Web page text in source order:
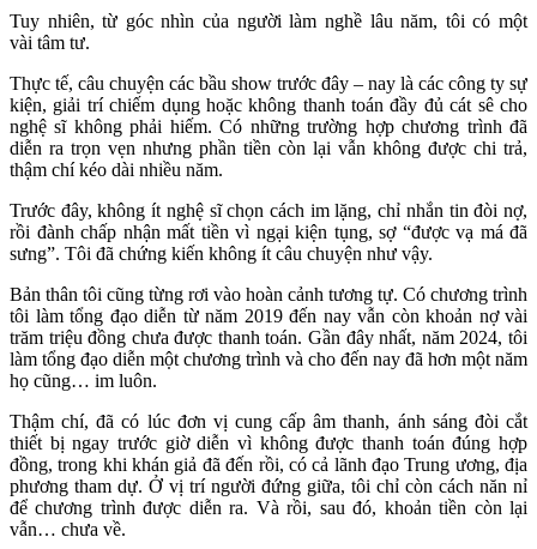
Tuy nhiên, từ góc nhìn của người làm nghề lâu năm, tôi có một
vài tâm tư.
Thực tế, câu chuyện các bầu show trước đây – nay là các công ty sự
kiện, giải trí chiếm dụng hoặc không thanh toán đầy đủ cát sê cho
nghệ sĩ không phải hiếm. Có những trường hợp chương trình đã
diễn ra trọn vẹn nhưng phần tiền còn lại vẫn không được chi trả,
thậm chí kéo dài nhiều năm.
Trước đây, không ít nghệ sĩ chọn cách im lặng, chỉ nhắn tin đòi nợ,
rồi đành chấp nhận mất tiền vì ngại kiện tụng, sợ “được vạ má đã
sưng”. Tôi đã chứng kiến không ít câu chuyện như vậy.
Bản thân tôi cũng từng rơi vào hoàn cảnh tương tự. Có chương trình
tôi làm tổng đạo diễn từ năm 2019 đến nay vẫn còn khoản nợ vài
trăm triệu đồng chưa được thanh toán. Gần đây nhất, năm 2024, tôi
làm tổng đạo diễn một chương trình và cho đến nay đã hơn một năm
họ cũng… im luôn.
Thậm chí, đã có lúc đơn vị cung cấp âm thanh, ánh sáng đòi cắt
thiết bị ngay trước giờ diễn vì không được thanh toán đúng hợp
đồng, trong khi khán giả đã đến rồi, có cả lãnh đạo Trung ương, địa
phương tham dự. Ở vị trí người đứng giữa, tôi chỉ còn cách năn nỉ
để chương trình được diễn ra. Và rồi, sau đó, khoản tiền còn lại
vẫn… chưa về.